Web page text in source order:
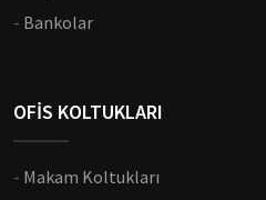
- Bankolar
OFİS KOLTUKLARI
- Makam Koltukları